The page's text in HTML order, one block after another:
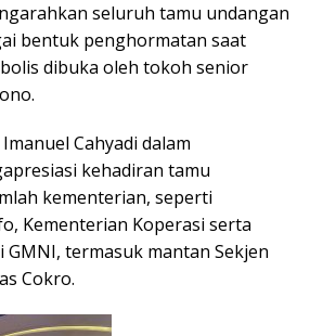
seluruh tamu undangan
bentuk penghormatan saat
dibuka oleh tokoh senior
Cahyadi dalam
kehadiran tamu
kementerian, seperti
Kementerian Koperasi serta
termasuk mantan Sekjen
Cokro.